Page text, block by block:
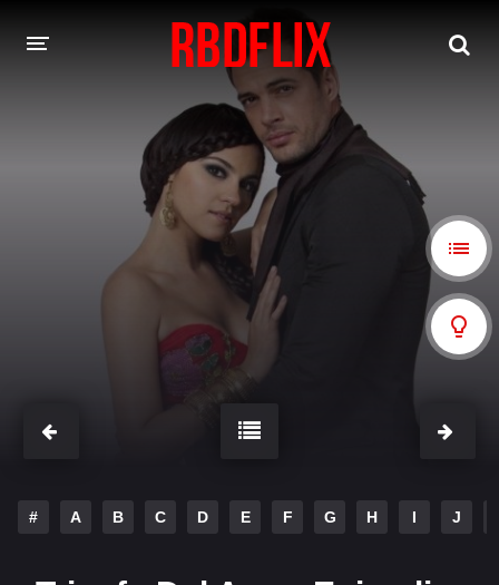
REBELDE
Rebelde: En Español Rebelde: Dublado
FILMES
Anahí
Christopher Von Uckermann
Alfonso Herrera Anahí
# A B C D E F G H I J